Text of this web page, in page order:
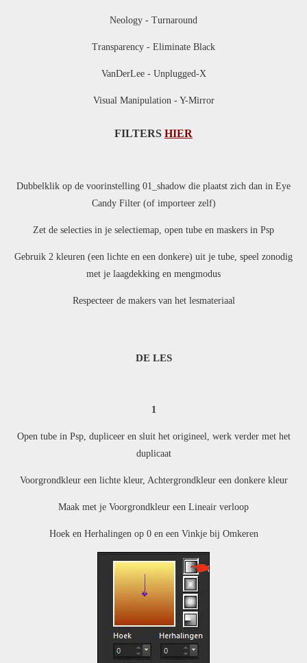
Neology - Turnaround
Transparency - Eliminate Black
VanDerLee - Unplugged-X
Visual Manipulation - Y-Mirror
FILTERS HIER
Dubbelklik op de voorinstelling 01_shadow die plaatst zich dan in Eye
Candy Filter (of importeer zelf)
Zet de selecties in je selectiemap, open tube en maskers in Psp
Gebruik 2 kleuren (een lichte en een donkere) uit je tube, speel zonodig
met je laagdekking en mengmodus
Respecteer de makers van het lesmateriaal
DE LES
1
Open tube in Psp, dupliceer en sluit het origineel, werk verder met het
duplicaat
Voorgrondkleur een lichte kleur, Achtergrondkleur een donkere kleur
Maak met je Voorgrondkleur een Lineair verloop
Hoek en Herhalingen op 0 en een Vinkje bij Omkeren